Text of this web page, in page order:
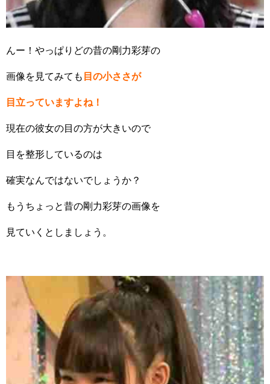
んー！やっぱりどの昔の剛力彩芽の
画像を見てみても 目の小ささが
目立っていますよね！
現在の彼女の目の方が大きいので
目を整形しているのは
確実なんではないでしょうか？
もうちょっと昔の剛力彩芽の画像を
見ていくとしましょう。